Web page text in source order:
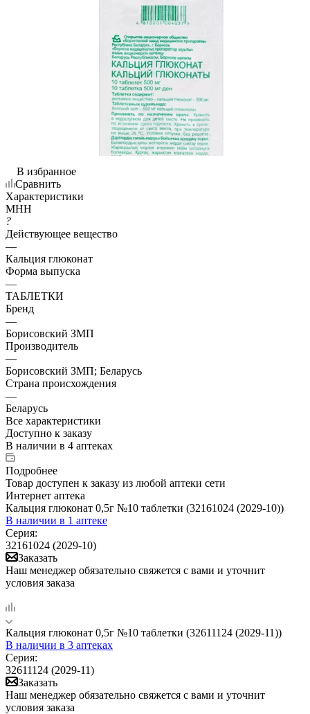
В избранное
Сравнить
Характеристики
МНН
?
Действующее вещество
—
Кальция глюконат
Форма выпуска
—
ТАБЛЕТКИ
Бренд
—
Борисовский ЗМП
Производитель
—
Борисовский ЗМП; Беларусь
Страна происхождения
—
Беларусь
Все характеристики
Доступно к заказу
В наличии в 4 аптеках
Подробнее
Товар доступен к заказу из любой аптеки сети
Интернет аптека
Кальция глюконат 0,5г №10 таблетки (32161024 (2029-10))
В наличии в 1 аптеке
Серия:
32161024 (2029-10)
Заказать
Наш менеджер обязательно свяжется с вами и уточнит
условия заказа
Кальция глюконат 0,5г №10 таблетки (32611124 (2029-11))
В наличии в 3 аптеках
Серия:
32611124 (2029-11)
Заказать
Наш менеджер обязательно свяжется с вами и уточнит
условия заказа